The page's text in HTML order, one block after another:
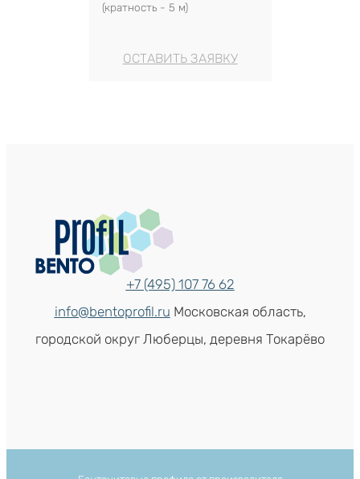
(кратность - 5 м)
ОСТАВИТЬ ЗАЯВКУ
+7 (495) 107 76 62
info@bentoprofil.ru Московская область,
городской округ Люберцы, деревня Токарёво